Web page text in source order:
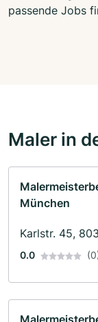
passende Jobs
Maler in
München
Karlstr. 45,
0.0